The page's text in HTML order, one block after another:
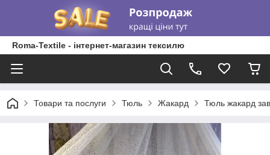
Roma-Textile - інтернет-магазин тексилю
Товари та послуги Тюль Жакард Тюль жакард